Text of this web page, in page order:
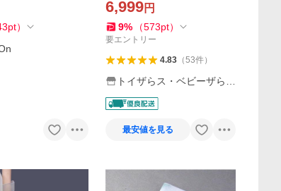
人 小学生 Ti
pt）
玩具 3歳 4歳 5歳
6,999円
9% （573pt）
要エントリー
4.83（53件）
トイザらス・ベビーザらス
ヤフー店
最安値を見る